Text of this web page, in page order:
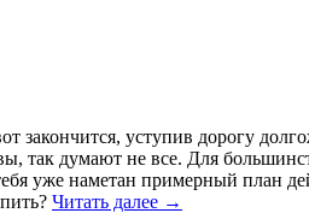
закончится, уступив дорогу
так думают не все. Для
уже наметан примерный план
Читать далее →